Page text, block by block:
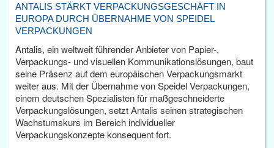
ANTALIS STÄRKT VERPACKUNGSGESCHÄFT IN
EUROPA DURCH ÜBERNAHME VON SPEIDEL
VERPACKUNGEN
Antalis, ein weltweit führender Anbieter von Papier-,
Verpackungs- und visuellen Kommunikationslösungen, baut
seine Präsenz auf dem europäischen Verpackungsmarkt
weiter aus. Mit der Übernahme von Speidel Verpackungen,
einem deutschen Spezialisten für maßgeschneiderte
Verpackungslösungen, setzt Antalis seinen strategischen
Wachstumskurs im Bereich individueller
Verpackungskonzepte konsequent fort.